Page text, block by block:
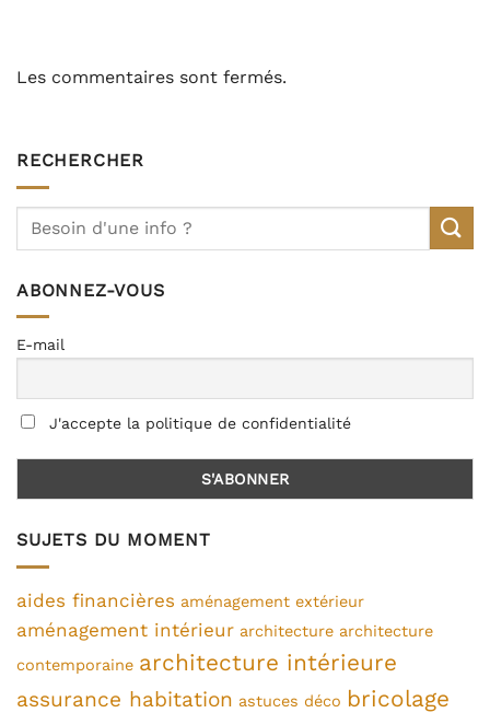
Les commentaires sont fermés.
RECHERCHER
ABONNEZ-VOUS
E-mail
J'accepte la politique de confidentialité
SUJETS DU MOMENT
aides financières aménagement extérieur
aménagement intérieur architecture architecture
contemporaine architecture intérieure
assurance habitation astuces déco bricolage